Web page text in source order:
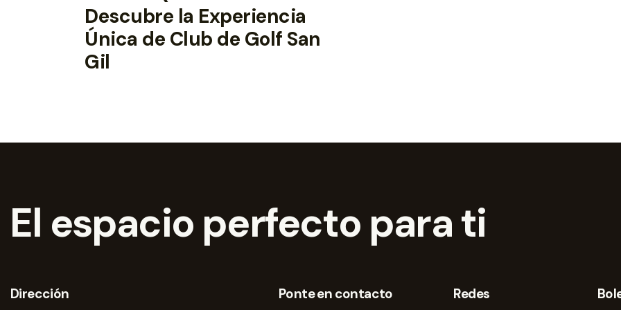
Descubre la Experiencia
Única de Club de Golf San
Gil
El espacio perfecto para ti
Dirección Ponte en contacto Redes